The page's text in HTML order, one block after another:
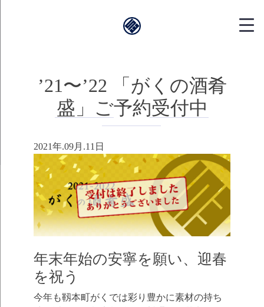
靱本町がく｜
’21〜’22 「がくの酒肴
盛」ご予約受付中
2021年.09月.11日
年末年始の安寧を願い、迎春
を祝う
今年も靱本町がくでは彩り豊かに素材の持ち